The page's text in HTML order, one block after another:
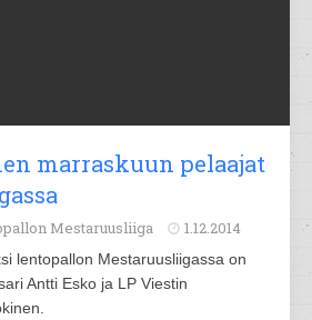
marraskuun pelaajat
Mestaruusliiga 1.12.2014
lentopallon Mestaruusliigassa on
Antti Esko ja LP Viestin